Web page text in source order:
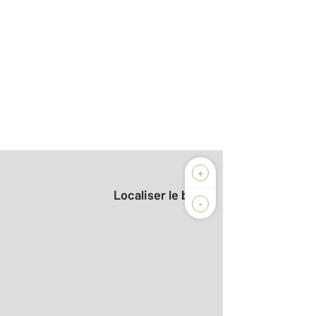
+
-
Localiser le bien